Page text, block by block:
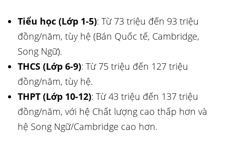
Tiểu học (Lớp 1-5): Từ 73 triệu đến 93 triệu
đồng/năm, tùy hệ (Bán Quốc tế, Cambridge,
Song Ngữ).
THCS (Lớp 6-9): Từ 75 triệu đến 127 triệu
đồng/năm, tùy hệ.
THPT (Lớp 10-12): Từ 43 triệu đến 137 triệu
đồng/năm, với hệ Chất lượng cao thấp hơn và
hệ Song Ngữ/Cambridge cao hơn.